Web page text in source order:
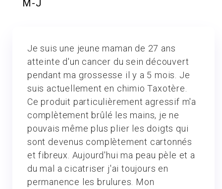
M-J
Je suis une jeune maman de 27 ans
atteinte d'un cancer du sein découvert
pendant ma grossesse il y a 5 mois. Je
suis actuellement en chimio Taxotère.
Ce produit particulièrement agressif m'a
complètement brûlé les mains, je ne
pouvais même plus plier les doigts qui
sont devenus complètement cartonnés
et fibreux. Aujourd'hui ma peau pèle et a
du mal a cicatriser j'ai toujours en
permanence les brulures. Mon